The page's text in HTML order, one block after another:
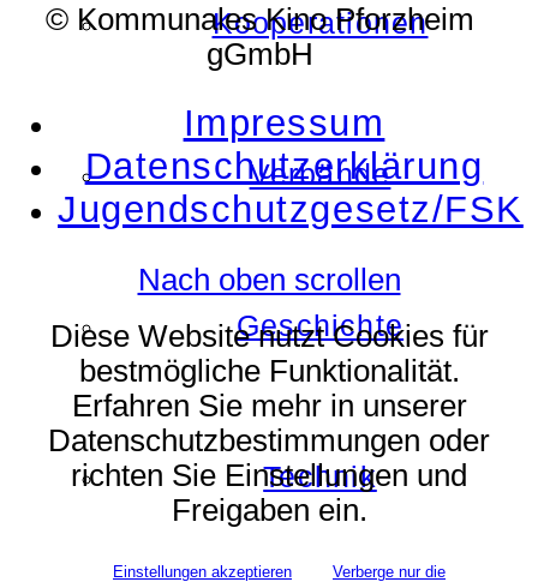
Kooperationen
Verbände
Geschichte
Technik
© Kommunales Kino Pforzheim
gGmbH
Impressum
Datenschutzerklärung
Jugendschutzgesetz/FSK
Nach oben scrollen
Diese Website nutzt Cookies für
bestmögliche Funktionalität.
Erfahren Sie mehr in unserer
Datenschutzbestimmungen oder
richten Sie Einstellungen und
Freigaben ein.
Einstellungen akzeptieren
Verberge nur die